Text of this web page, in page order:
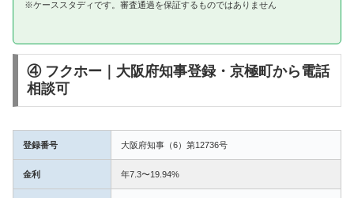
※ケーススタディです。審査通過を保証するものではありません
④ フクホー｜大阪府知事登録・京極町から電話
相談可
登録番号 大阪府知事（6）第12736号
金利 年7.3〜19.94%